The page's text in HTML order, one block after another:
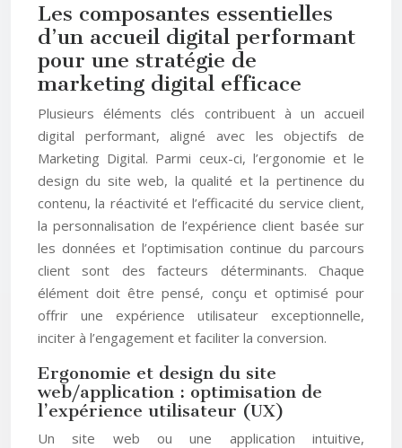
Les composantes essentielles
d’un accueil digital performant
pour une stratégie de
marketing digital efficace
Plusieurs éléments clés contribuent à un accueil
digital performant, aligné avec les objectifs de
Marketing Digital. Parmi ceux-ci, l’ergonomie et le
design du site web, la qualité et la pertinence du
contenu, la réactivité et l’efficacité du service client,
la personnalisation de l’expérience client basée sur
les données et l’optimisation continue du parcours
client sont des facteurs déterminants. Chaque
élément doit être pensé, conçu et optimisé pour
offrir une expérience utilisateur exceptionnelle,
inciter à l’engagement et faciliter la conversion.
Ergonomie et design du site
web/application : optimisation de
l’expérience utilisateur (UX)
Un site web ou une application intuitive,